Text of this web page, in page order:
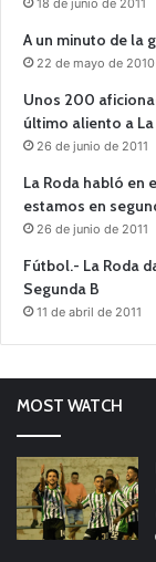
A un minuto de la
22 de mayo de 2010
Unos 200
último aliento a La
26 de junio de 2011
La Roda habló en
estamos en
26 de junio de 2011
Fútbol.- La Roda
Segunda B
11 de abril de 2011
MOST WATCH